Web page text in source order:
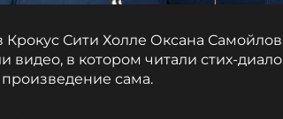
Крокус Сити Холле Оксана
видео, в котором читали стих-
произведение сама.